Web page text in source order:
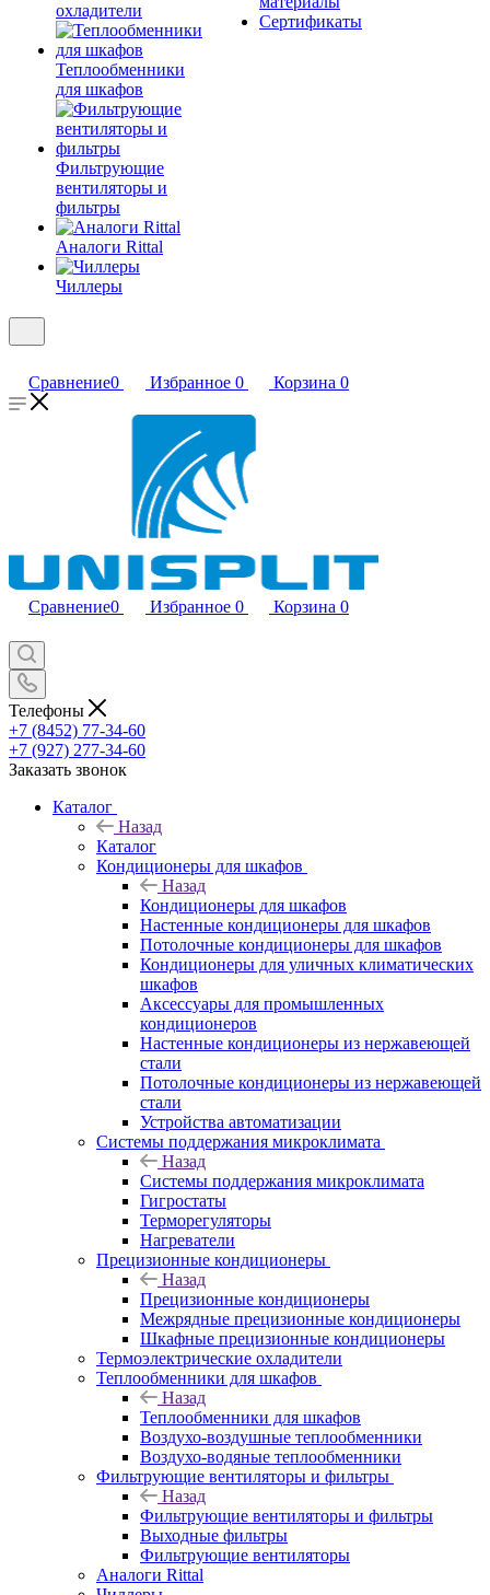
охладители
Теплообменники
для шкафов
Фильтрующие
вентиляторы и
фильтры
Аналоги Rittal
Чиллеры
Сертификаты
Сравнение0 Избранное 0 Корзина 0
Сравнение0 Избранное 0 Корзина 0
Телефоны
+7 (8452) 77-34-60
+7 (927) 277-34-60
Заказать звонок
Каталог
Назад
Каталог
Кондиционеры для шкафов
Назад
Кондиционеры для шкафов
Настенные кондиционеры для шкафов
Потолочные кондиционеры для шкафов
Кондиционеры для уличных климатических
шкафов
Аксессуары для промышленных
кондиционеров
Настенные кондиционеры из нержавеющей
стали
Потолочные кондиционеры из нержавеющей
стали
Устройства автоматизации
Системы поддержания микроклимата
Назад
Системы поддержания микроклимата
Гигростаты
Терморегуляторы
Нагреватели
Прецизионные кондиционеры
Назад
Прецизионные кондиционеры
Mежрядные прецизионные кондиционеры
Шкафные прецизионные кондиционеры
Термоэлектрические охладители
Теплообменники для шкафов
Назад
Теплообменники для шкафов
Воздухо-воздушные теплообменники
Воздухо-водяные теплообменники
Фильтрующие вентиляторы и фильтры
Назад
Фильтрующие вентиляторы и фильтры
Выходные фильтры
Фильтрующие вентиляторы
Аналоги Rittal